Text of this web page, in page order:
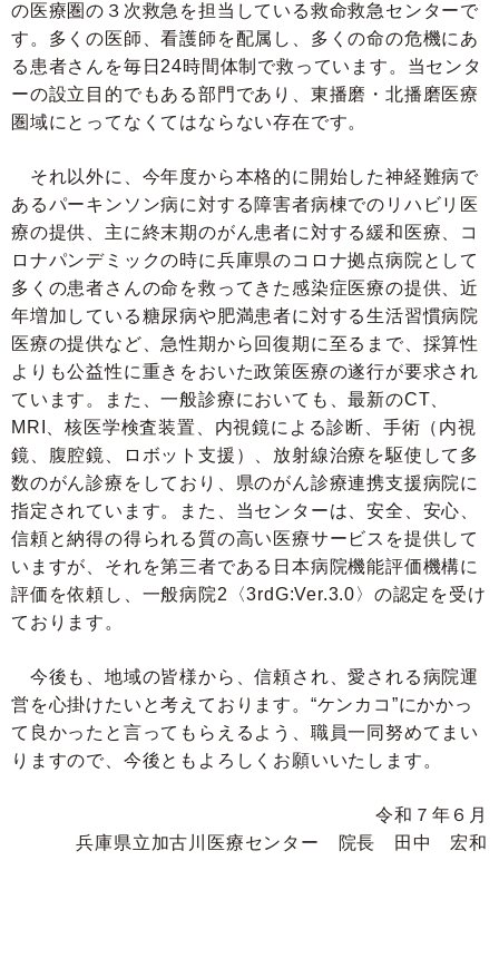
の医療圏の３次救急を担当している救命救急センターで
す。多くの医師、看護師を配属し、多くの命の危機にあ
る患者さんを毎日24時間体制で救っています。当センタ
ーの設立目的でもある部門であり、東播磨・北播磨医療
圏域にとってなくてはならない存在です。
それ以外に、今年度から本格的に開始した神経難病で
あるパーキンソン病に対する障害者病棟でのリハビリ医
療の提供、主に終末期のがん患者に対する緩和医療、コ
ロナパンデミックの時に兵庫県のコロナ拠点病院として
多くの患者さんの命を救ってきた感染症医療の提供、近
年増加している糖尿病や肥満患者に対する生活習慣病院
医療の提供など、急性期から回復期に至るまで、採算性
よりも公益性に重きをおいた政策医療の遂行が要求され
ています。また、一般診療においても、最新のCT、
MRI、核医学検査装置、内視鏡による診断、手術（内視
鏡、腹腔鏡、ロボット支援）、放射線治療を駆使して多
数のがん診療をしており、県のがん診療連携支援病院に
指定されています。また、当センターは、安全、安心、
信頼と納得の得られる質の高い医療サービスを提供して
いますが、それを第三者である日本病院機能評価機構に
評価を依頼し、一般病院2〈3rdG:Ver.3.0〉の認定を受け
ております。
今後も、地域の皆様から、信頼され、愛される病院運
営を心掛けたいと考えております。“ケンカコ”にかかっ
て良かったと言ってもらえるよう、職員一同努めてまい
りますので、今後ともよろしくお願いいたします。
令和７年６月
兵庫県立加古川医療センター 院長 田中 宏和